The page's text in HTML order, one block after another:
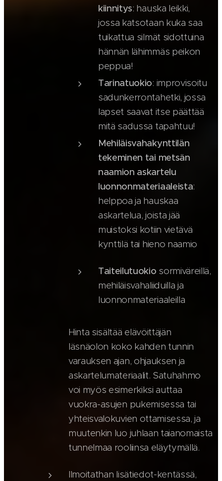
kiinnitys: hauska leikki,
jossa katsotaan kuka saa
tuikattua silmät sidottuina
hännän lähimmäs peikon
peppua!
Tarinatuokio: improvisoitu
sadunkerrontahetki, jossa
lapset saavat itse päättää
mitä sadussa tapahtuu!
Mehiläisvahakynttilän
tekeminen tai metsän
naamion askartelu
luonnonmateriaaleista:
helppoa ja hauskaa
askartelua, joista jää
muistoksi kotiin vietävä
kynttilä tai hieno naamio
Taiteilutuokio sormiväreillä,
mehiläisvahaliiduilla ja
luonnonmateriaaleilla
Hinta sisältää elävöittäjän
läsnäolon koko kahden tunnin
varauksen ajan, ohjauksen ja
askartelumateriaalit. Satuhahmo
voi myös esimerkiksi auttaa
vuokra-asujen pukemisessa tai
yhteisvalokuvien ottamisessa, ja
muutenkin luo juhlaan taianomaista
tunnelmaa rooliinsa eläytymällä.
Ilmoitathan lisätiedot-kentässä,